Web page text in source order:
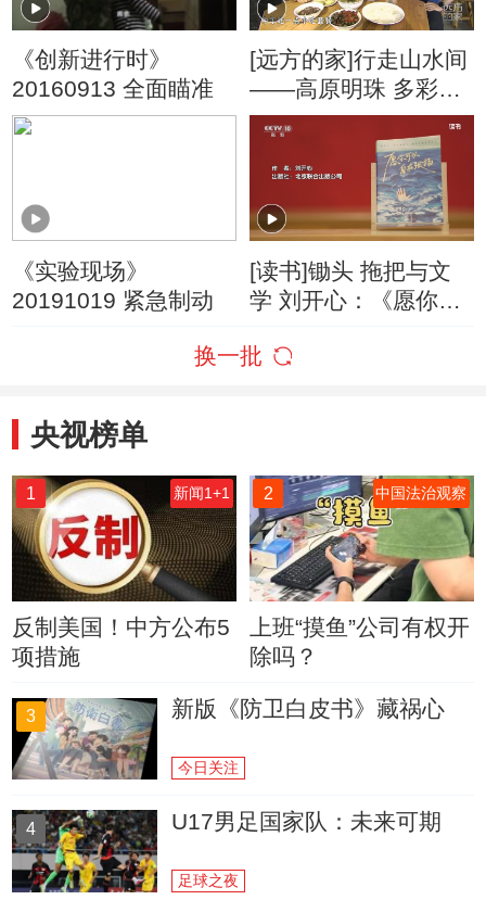
《创新进行时》
20160913 全面瞄准
[远方的家]行走山水间
——高原明珠 多彩昆
明 官渡古镇的美味乡
《实验现场》
20191019 紧急制动
[读书]锄头 拖把与文
学 刘开心：《愿你可
换一批
央视榜单
1 新闻1+1
反制美国！中方公布5
项措施
2 中国法治观察
上班“摸鱼”公司有权开
除吗？
3 新版《防卫白皮书》藏祸心
今日关注
4 U17男足国家队：未来可期
足球之夜